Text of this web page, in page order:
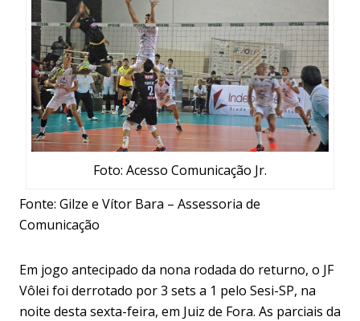
Foto: Acesso Comunicação Jr.
Fonte: Gilze e Vítor Bara – Assessoria de
Comunicação
Em jogo antecipado da nona rodada do returno, o JF
Vôlei foi derrotado por 3 sets a 1 pelo Sesi-SP, na
noite desta sexta-feira, em Juiz de Fora. As parciais da